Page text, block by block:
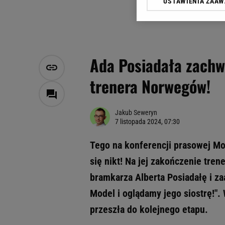
Ada Posiadała
trenera Norwegów!
Jakub Seweryn
7 listopada 2024, 07:30
Tego na konferencji prasowej
się nikt! Na jej zakończenie
bramkarza Alberta Posiadałę i
Model i oglądamy jego siostrę!".
przeszła do kolejnego etapu.
Klikając „Akceptuję”
Zaufanych Partnerów i
My, nasi Zaufani
Użycie dokładnych
Przechowywanie